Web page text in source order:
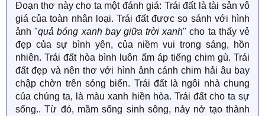
Đoạn thơ này cho ta một đánh giá: Trái đất là tài sản vô
giá của toàn nhân loại. Trái đất được so sánh với hình
ảnh "quả bóng xanh bay giữa trời xanh" cho ta thấy vẻ
đẹp của sự bình yên, của niềm vui trong sáng, hồn
nhiên. Trái đất hòa bình luôn ấm áp tiếng chim gù. Trái
đất đẹp và nên thơ với hình ảnh cánh chim hải âu bay
chập chờn trên sóng biển. Trái đất là ngôi nhà chung
của chúng ta, là màu xanh hiền hòa. Trái đất cho ta sự
sống.. Từ đó, mầm sống sinh sông, nảy nở tạo thành